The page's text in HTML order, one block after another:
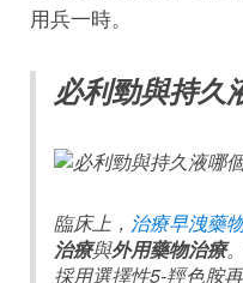
用兵一時。
必利勁與持久
臨床上， 治療早洩藥
治療與外用藥物治療
採用選擇性5-羥色胺